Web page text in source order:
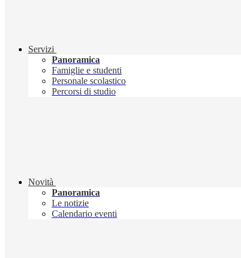
Servizi
Panoramica
Famiglie e studenti
Personale scolastico
Percorsi di studio
Novità
Panoramica
Le notizie
Calendario eventi